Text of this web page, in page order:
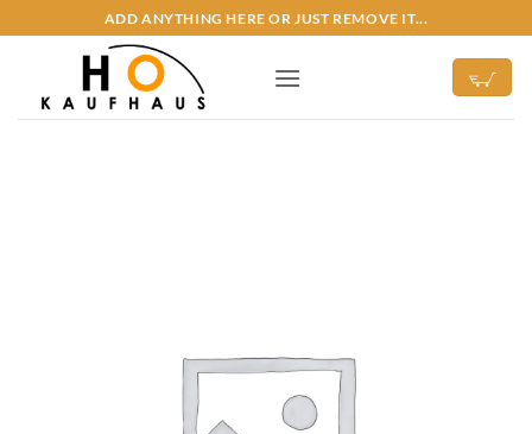
Inhalt
ADD ANYTHING HERE OR JUST REMOVE IT...